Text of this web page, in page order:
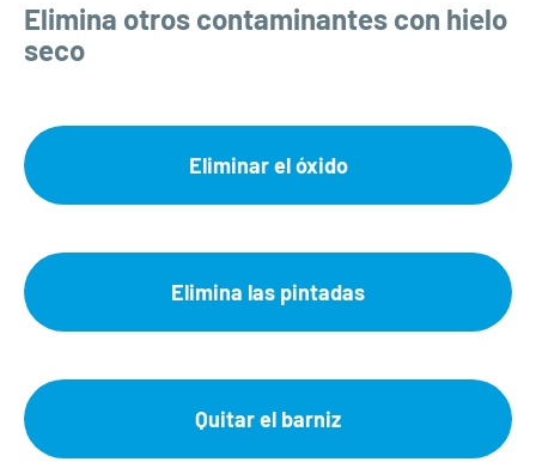
Elimina otros contaminantes con hielo
seco
Eliminar el óxido
Elimina las pintadas
Quitar el barniz